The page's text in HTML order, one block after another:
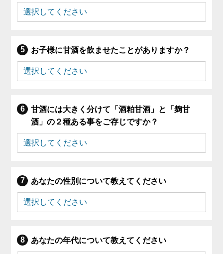
お子様に甘酒を飲ませたことがありますか？
甘酒には大きく分けて「酒粕甘酒」と「麹甘
酒」の２種ある事をご存じですか？
あなたの性別について教えてください
あなたの年代について教えてください